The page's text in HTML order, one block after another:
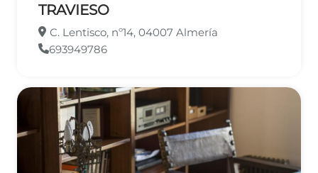
TRAVIESO
C. Lentisco, nº14, 04007 Almería
693949786